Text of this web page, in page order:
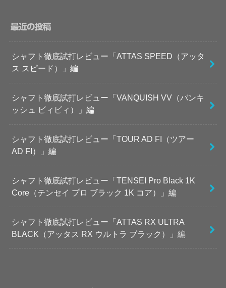
最近の投稿
シャフト徹底試打レビュー「ATTAS SPEED（アッタ
ス スピード）」編
シャフト徹底試打レビュー「VANQUISH VV（バンキ
ッシュ ビィビィ）」編
シャフト徹底試打レビュー「TOUR AD FI（ツアー
AD FI）」編
シャフト徹底試打レビュー「TENSEI Pro Black 1K
Core（テンセイ プロ ブラック 1K コア）」編
シャフト徹底試打レビュー「ATTAS RX ULTRA
BLACK（アッタス RX ウルトラ ブラック）」編